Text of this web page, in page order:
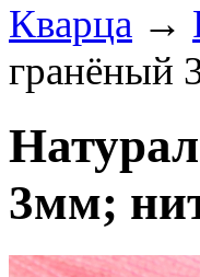
Кварца →
гранёный
3мм;